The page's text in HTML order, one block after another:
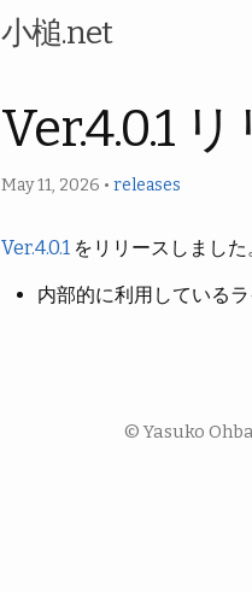
小槌.net
Ver.4.0.1
May 11, 2026 • releases
Ver.4.0.1 をリリースしました
内部的に利用している
© Yasuko